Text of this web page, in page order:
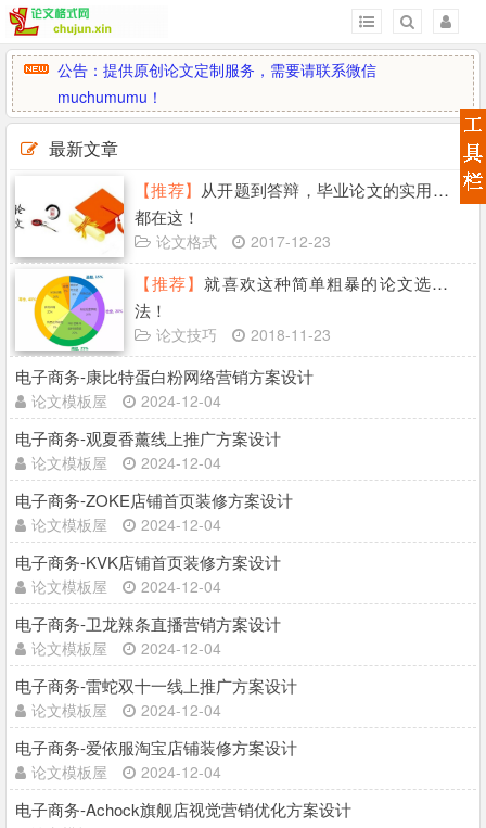
公告：提供原创论文定制服务，需要请联系微信
muchumumu！
最新文章
【推荐】 从开题到答辩，毕业论文的实用技巧
都在这！
论文格式 2017-12-23
【推荐】就喜欢这种简单粗暴的论文选题方
法！
论文技巧 2018-11-23
电子商务-康比特蛋白粉网络营销方案设计
论文模板屋 2024-12-04
电子商务-观夏香薰线上推广方案设计
论文模板屋 2024-12-04
电子商务-ZOKE店铺首页装修方案设计
论文模板屋 2024-12-04
电子商务-KVK店铺首页装修方案设计
论文模板屋 2024-12-04
电子商务-卫龙辣条直播营销方案设计
论文模板屋 2024-12-04
电子商务-雷蛇双十一线上推广方案设计
论文模板屋 2024-12-04
电子商务-爱依服淘宝店铺装修方案设计
论文模板屋 2024-12-04
电子商务-Achock旗舰店视觉营销优化方案设计